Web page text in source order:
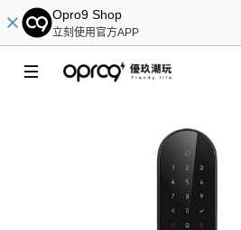
Opro9 Shop
立刻使用官方APP